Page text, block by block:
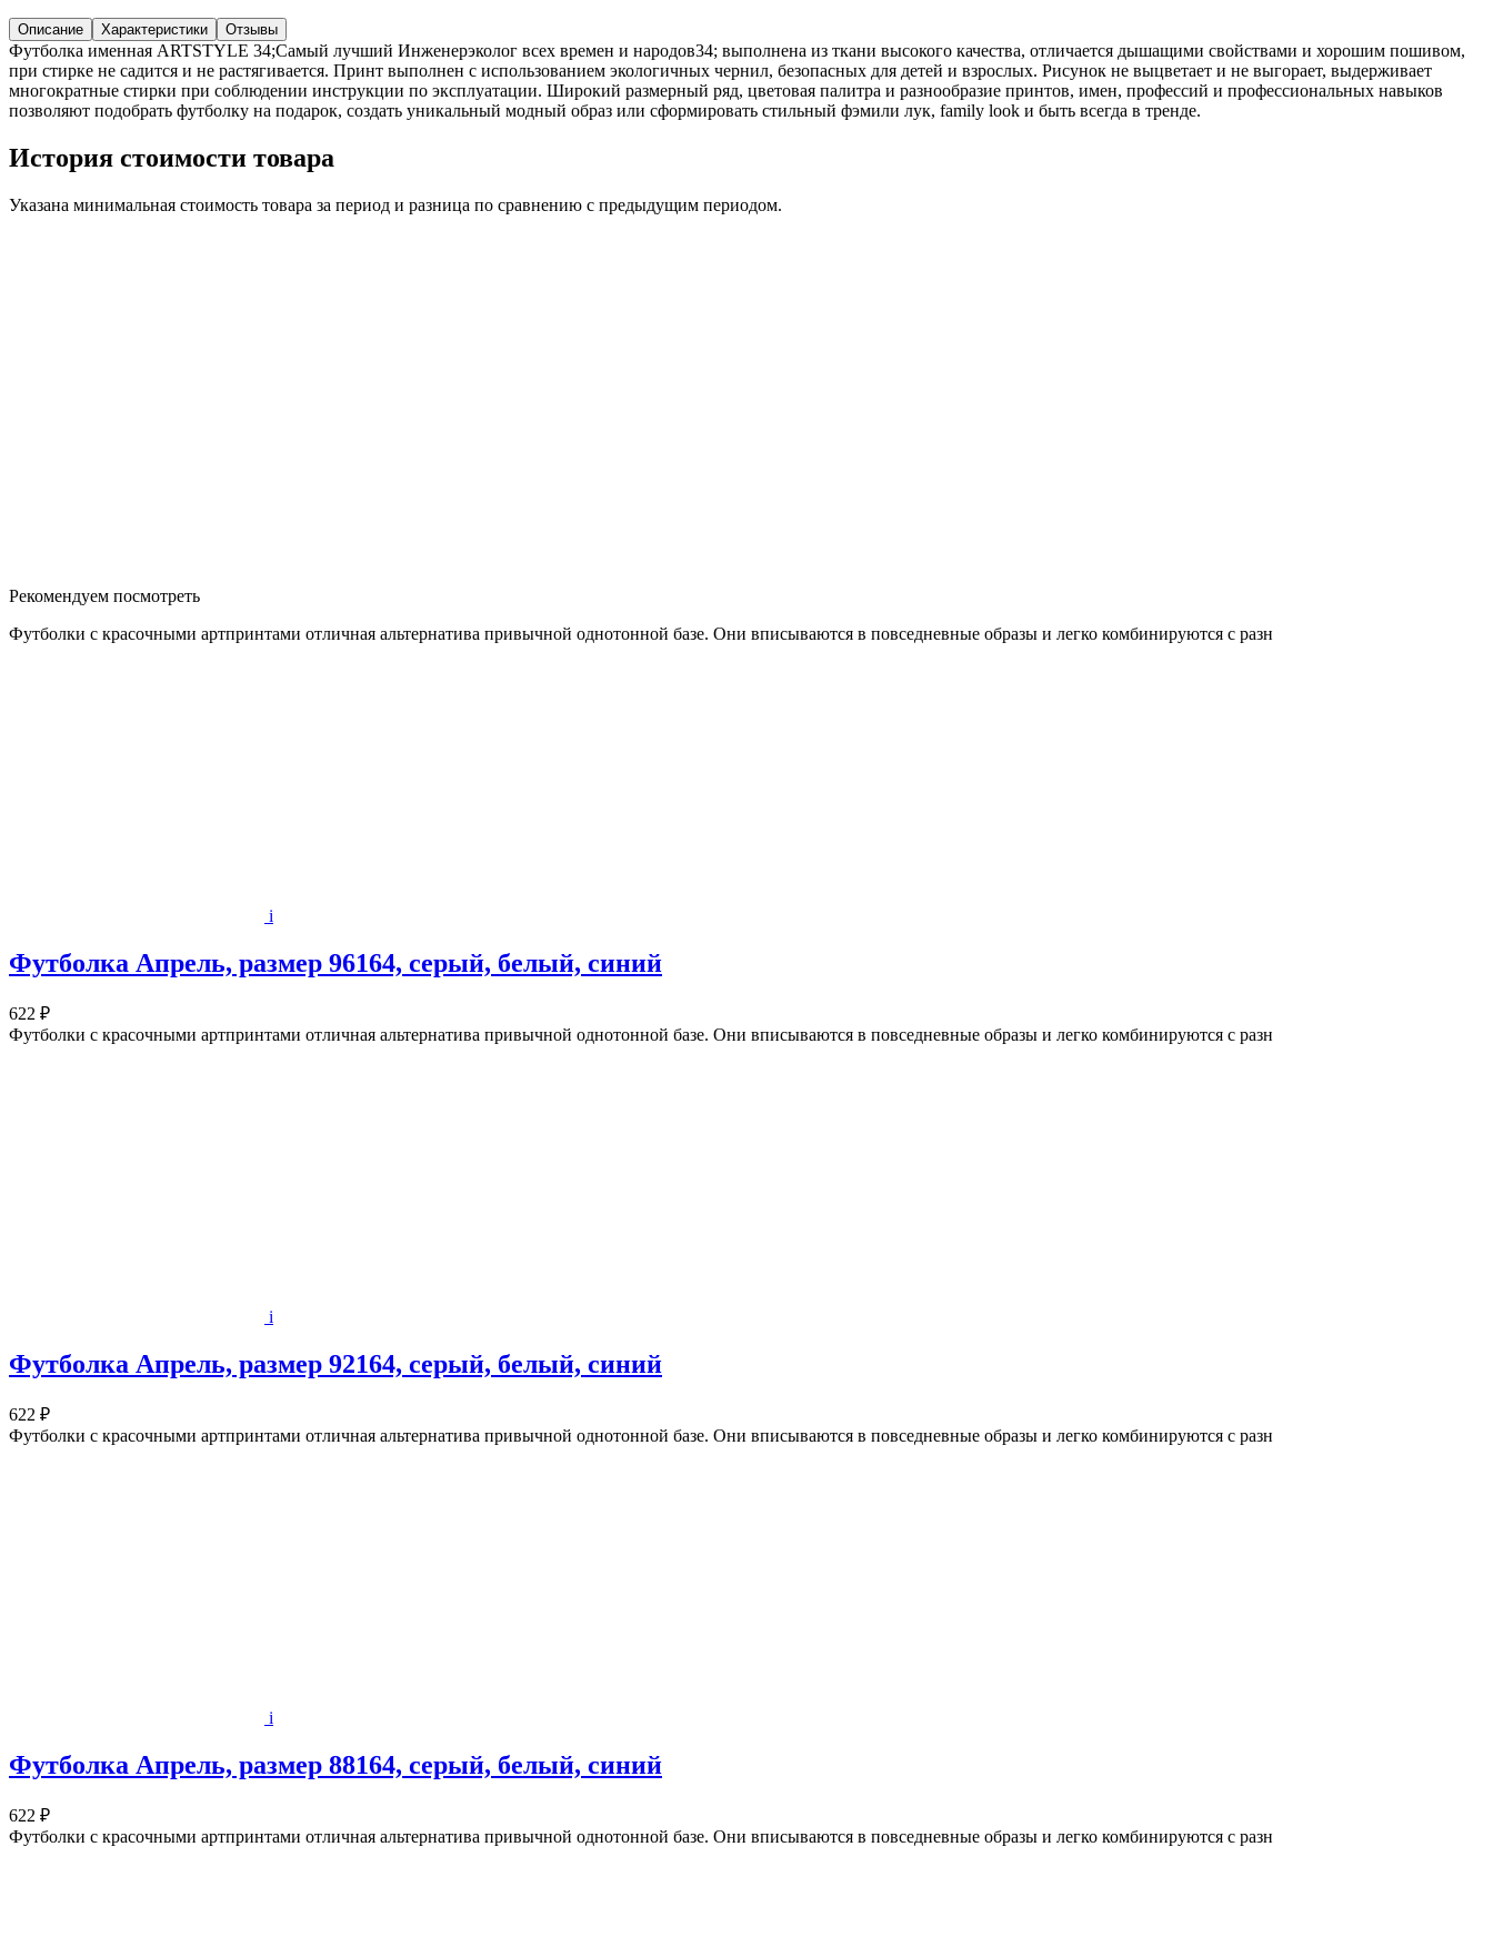
Описание Характеристики Отзывы
Футболка именная ARTSTYLE 34;Самый лучший Инженерэколог всех времен и народов34; выполнена из ткани высокого качества, отличается дышащими свойствами и хорошим пошивом,
при стирке не садится и не растягивается. Принт выполнен с использованием экологичных чернил, безопасных для детей и взрослых. Рисунок не выцветает и не выгорает, выдерживает
многократные стирки при соблюдении инструкции по эксплуатации. Широкий размерный ряд, цветовая палитра и разнообразие принтов, имен, профессий и профессиональных навыков
позволяют подобрать футболку на подарок, создать уникальный модный образ или сформировать стильный фэмили лук, family look и быть всегда в тренде.
История стоимости товара
Указана минимальная стоимость товара за период и разница по сравнению с предыдущим периодом.
Рекомендуем посмотреть
Футболки с красочными артпринтами отличная альтернатива привычной однотонной базе. Они вписываются в повседневные образы и легко комбинируются с разн
i
Футболка Апрель, размер 96164, серый, белый, синий
622 ₽
Футболки с красочными артпринтами отличная альтернатива привычной однотонной базе. Они вписываются в повседневные образы и легко комбинируются с разн
i
Футболка Апрель, размер 92164, серый, белый, синий
622 ₽
Футболки с красочными артпринтами отличная альтернатива привычной однотонной базе. Они вписываются в повседневные образы и легко комбинируются с разн
i
Футболка Апрель, размер 88164, серый, белый, синий
622 ₽
Футболки с красочными артпринтами отличная альтернатива привычной однотонной базе. Они вписываются в повседневные образы и легко комбинируются с разн